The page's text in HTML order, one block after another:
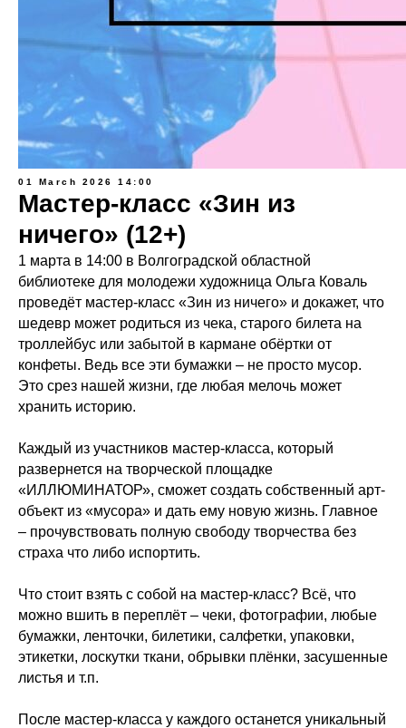
01 March 2026 14:00
Мастер-класс «Зин из
ничего» (12+)
1 марта в 14:00 в Волгоградской областной
библиотеке для молодежи художница Ольга Коваль
проведёт мастер-класс «Зин из ничего» и докажет, что
шедевр может родиться из чека, старого билета на
троллейбус или забытой в кармане обёртки от
конфеты. Ведь все эти бумажки – не просто мусор.
Это срез нашей жизни, где любая мелочь может
хранить историю.
Каждый из участников мастер-класса, который
развернется на творческой площадке
«ИЛЛЮМИНАТОР», сможет создать собственный арт-
объект из «мусора» и дать ему новую жизнь. Главное
– прочувствовать полную свободу творчества без
страха что либо испортить.
Что стоит взять с собой на мастер-класс? Всё, что
можно вшить в переплёт – чеки, фотографии, любые
бумажки, ленточки, билетики, салфетки, упаковки,
этикетки, лоскутки ткани, обрывки плёнки, засушенные
листья и т.п.
После мастер-класса у каждого останется уникальный